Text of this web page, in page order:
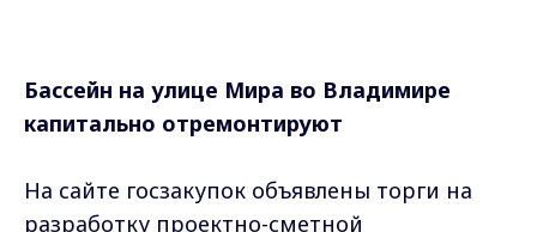
Бассейн на улице Мира во Владимире
капитально отремонтируют
На сайте госзакупок объявлены торги на
разработку проектно-сметной